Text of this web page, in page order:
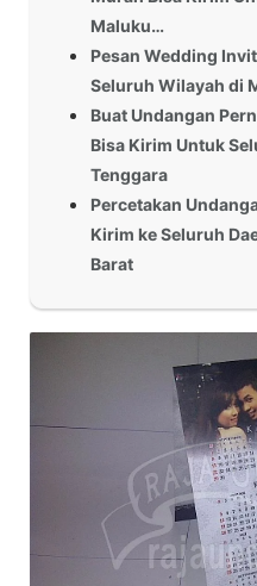
Maluku…
Pesan Wedding
Seluruh Wilayah di
Buat Undangan
Bisa Kirim Untuk
Tenggara
Percetakan
Kirim ke Seluruh
Barat